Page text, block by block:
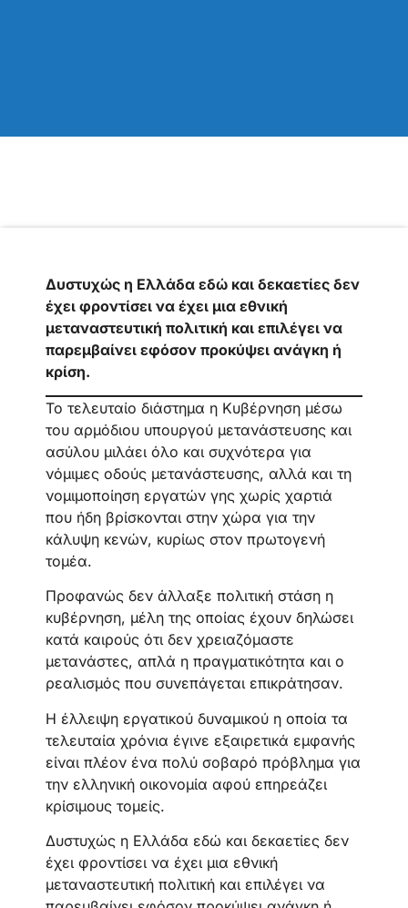
Δυστυχώς η Ελλάδα εδώ και δεκαετίες δεν
έχει φροντίσει να έχει μια εθνική
μεταναστευτική πολιτική και επιλέγει να
παρεμβαίνει εφόσον προκύψει ανάγκη ή
κρίση.
Το τελευταίο διάστημα η Κυβέρνηση μέσω
του αρμόδιου υπουργού μετανάστευσης και
ασύλου μιλάει όλο και συχνότερα για
νόμιμες οδούς μετανάστευσης, αλλά και τη
νομιμοποίηση εργατών γης χωρίς χαρτιά
που ήδη βρίσκονται στην χώρα για την
κάλυψη κενών, κυρίως στον πρωτογενή
τομέα.
Προφανώς δεν άλλαξε πολιτική στάση η
κυβέρνηση, μέλη της οποίας έχουν δηλώσει
κατά καιρούς ότι δεν χρειαζόμαστε
μετανάστες, απλά η πραγματικότητα και ο
ρεαλισμός που συνεπάγεται επικράτησαν.
Η έλλειψη εργατικού δυναμικού η οποία τα
τελευταία χρόνια έγινε εξαιρετικά εμφανής
είναι πλέον ένα πολύ σοβαρό πρόβλημα για
την ελληνική οικονομία αφού επηρεάζει
κρίσιμους τομείς.
Δυστυχώς η Ελλάδα εδώ και δεκαετίες δεν
έχει φροντίσει να έχει μια εθνική
μεταναστευτική πολιτική και επιλέγει να